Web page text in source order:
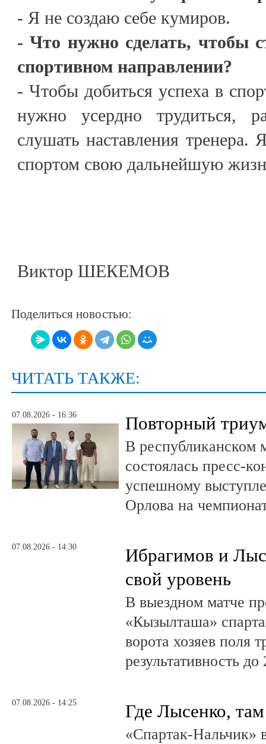
- Я не создаю себе кумиров.
- Что нужно сделать, чтобы
спортивном направлении?
- Чтобы добиться успеха в
нужно усердно трудиться,
слушать наставления тренера.
спортом свою дальнейшую
Виктор ШЕКЕМОВ
Поделиться новостью:
ЧИТАТЬ ТАКЖЕ:
07.08.2026 - 16:36 Повторный
В республиканском
состоялась пресс-
успешному
Орлова на
07.08.2026 - 14:30
Ибрагимов и
свой уровень
В выездном матче
«Кызылташа»
ворота хозяев поля
результативность
07.08.2026 - 14:25 Где Лысенко,
«Спартак-Нальчик»